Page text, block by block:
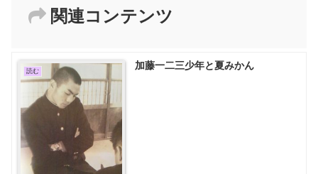
関連コンテンツ
読む 加藤一二三少年と夏みかん